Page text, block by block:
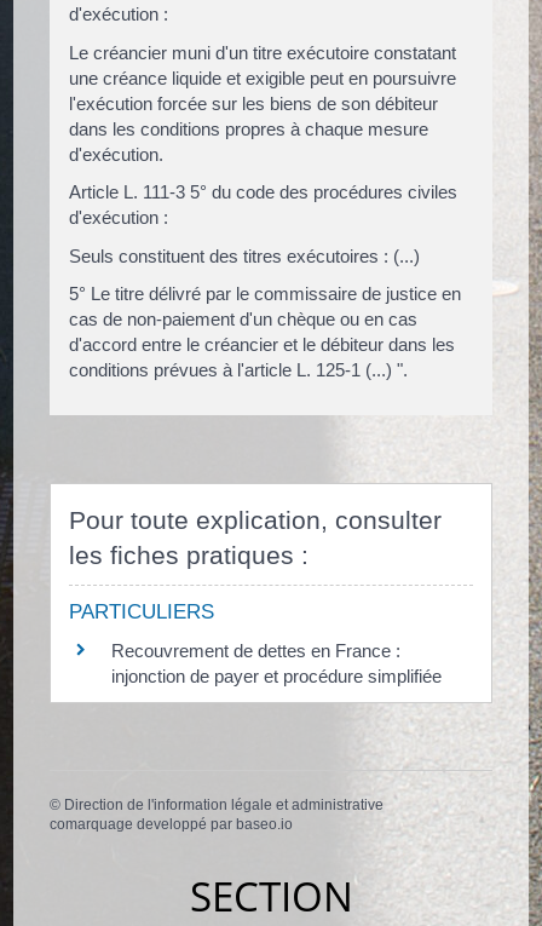
d'exécution :
Le créancier muni d'un titre exécutoire constatant
une créance liquide et exigible peut en poursuivre
l'exécution forcée sur les biens de son débiteur
dans les conditions propres à chaque mesure
d'exécution.
Article L. 111-3 5° du code des procédures civiles
d'exécution :
Seuls constituent des titres exécutoires : (...)
5° Le titre délivré par le commissaire de justice en
cas de non-paiement d'un chèque ou en cas
d'accord entre le créancier et le débiteur dans les
conditions prévues à l'article L. 125-1 (...) ".
Pour toute explication, consulter
les fiches pratiques :
PARTICULIERS
Recouvrement de dettes en France :
injonction de payer et procédure simplifiée
© Direction de l'information légale et administrative
comarquage developpé parbaseo.io
SECTION